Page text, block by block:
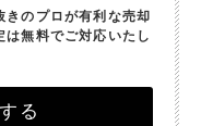
きのプロが有利な売却
は無料でご対応いたし
る